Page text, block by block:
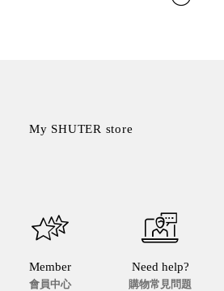
My SHUTER store
Member
會員中心
Need help?
購物常見問題